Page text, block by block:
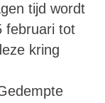
tijd wordt
februari tot
kring